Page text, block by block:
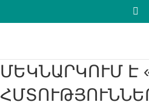
ՄԵԿՆԱՐԿՈՒՄ Է «ՀԱՅԱՍՏԱՆԻ